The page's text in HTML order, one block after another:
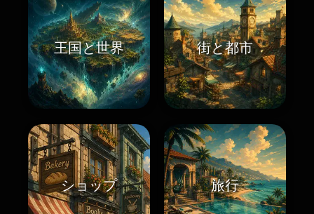
王国と世界 街と都市
ショップ 旅行